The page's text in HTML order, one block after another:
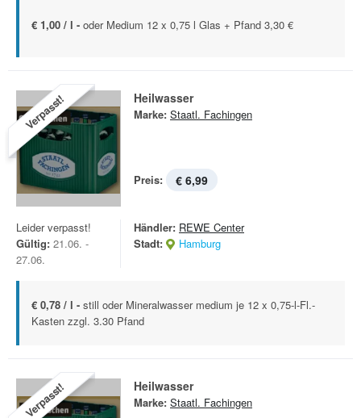
€ 1,00 / l - oder Medium 12 x 0,75 l Glas + Pfand 3,30 €
Verpasst! Heilwasser
Marke: Staatl. Fachingen
Preis: € 6,99
Leider verpasst!
Gültig: 21.06. -
27.06.
Händler: REWE Center
Stadt:
Hamburg
€ 0,78 / l - still oder Mineralwasser medium je 12 x 0,75-l-Fl.-
Kasten zzgl. 3.30 Pfand
Verpasst! Heilwasser
Marke: Staatl. Fachingen